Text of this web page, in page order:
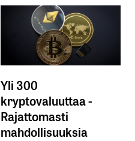
Yli 300
kryptovaluuttaa -
Rajattomasti
mahdollisuuksia